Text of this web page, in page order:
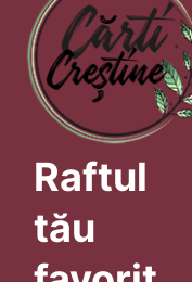
Raftul
tău